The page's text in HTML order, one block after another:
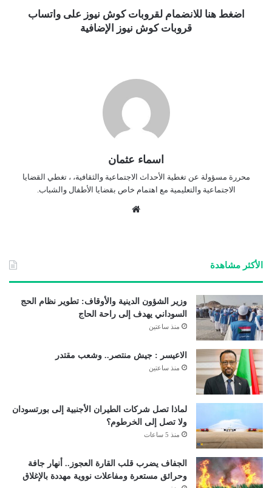
اضغط هنا للانضمام لقروبات كوش نيوز على واتساب
قروبات كوش نيوز الإضافية
اسماء عثمان
محررة مسؤولة عن تغطية الأحداث الاجتماعية والثقافية، ، تغطي القضايا
الاجتماعية والتعليمية مع اهتمام خاص بقضايا الأطفال والشباب.
الأكثر مشاهدة
وزير الشؤون الدينية والأوقاف: تطوير نظام الحج
السوداني يهدف إلى راحة الحاج
منذ ساعتين
الاعيسر : جيش منتصر.. وشعب مقتدر
منذ ساعتين
لماذا تصل شركات الطيران الأجنبية إلى بورتسودان
ولا تصل إلى الخرطوم؟
منذ 5 ساعات
الجفاف يضرب قلب القارة العجوز.. أنهار جافة
وحرائق مستعرة ومفاعلات نووية مهددة بالإغلاق